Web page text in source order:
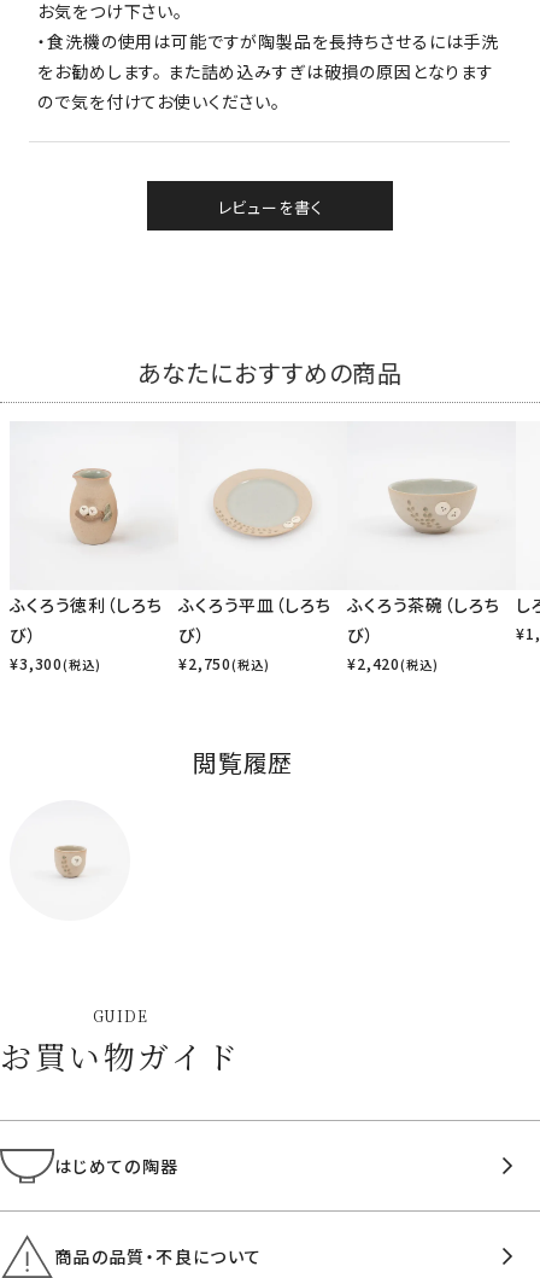
お気をつけ下さい。
・食洗機の使用は可能ですが陶製品を長持ちさせるには手洗
をお勧めします。 また詰め込みすぎは破損の原因となります
ので気を付けてお使いください。
レビューを書く
あなたにおすすめの商品
ふくろう徳利（しろち
び）
¥3,300(税込)
ふくろう平皿（しろち
び）
¥2,750(税込)
ふくろう茶碗（しろち
び）
¥2,420(税込)
し
¥
閲覧履歴
GUIDE
お買い物ガイド
はじめての陶器
商品の品質・不良について